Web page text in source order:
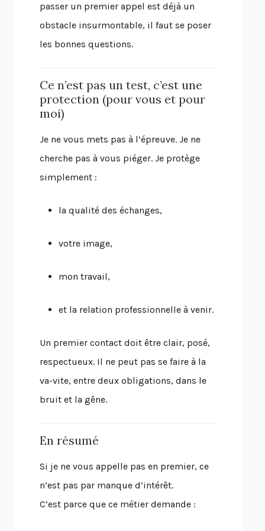
passer un premier appel est déjà un
obstacle insurmontable, il faut se poser
les bonnes questions.
Ce n’est pas un test, c’est une
protection (pour vous et pour
moi)
Je ne vous mets pas à l’épreuve. Je ne
cherche pas à vous piéger. Je protège
simplement :
la qualité des échanges,
votre image,
mon travail,
et la relation professionnelle à venir.
Un premier contact doit être clair, posé,
respectueux. Il ne peut pas se faire à la
va-vite, entre deux obligations, dans le
bruit et la gêne.
En résumé
Si je ne vous appelle pas en premier, ce
n’est pas par manque d’intérêt.
C’est parce que ce métier demande :